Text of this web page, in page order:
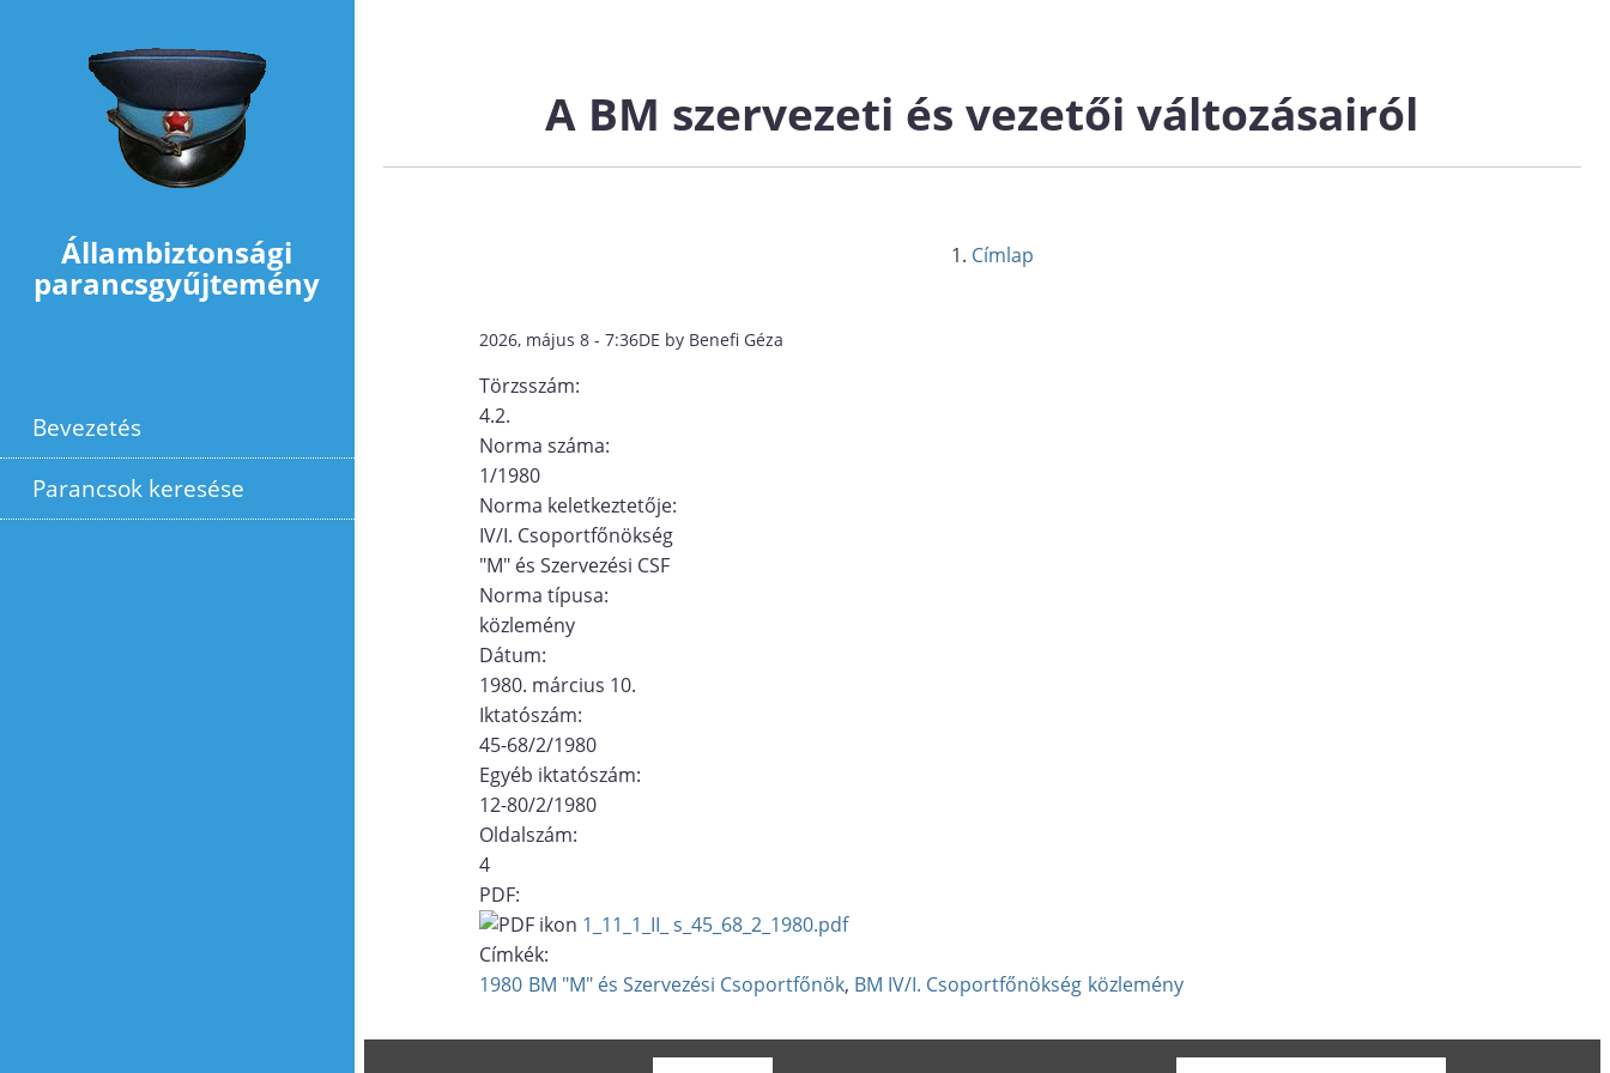
Állambiztonsági
parancsgyűjtemény
Bevezetés
Parancsok keresése
A BM szervezeti és vezetői változásairól
Címlap
2026, május 8 - 7:36DE by Benefi Géza
Törzsszám:
4.2.
Norma száma:
1/1980
Norma keletkeztetője:
IV/I. Csoportfőnökség
"M" és Szervezési CSF
Norma típusa:
közlemény
Dátum:
1980. március 10.
Iktatószám:
45-68/2/1980
Egyéb iktatószám:
12-80/2/1980
Oldalszám:
4
PDF:
1_11_1_II_ s_45_68_2_1980.pdf
Címkék:
1980 BM "M" és Szervezési Csoportfőnök BM IV/I. Csoportfőnökség közlemény